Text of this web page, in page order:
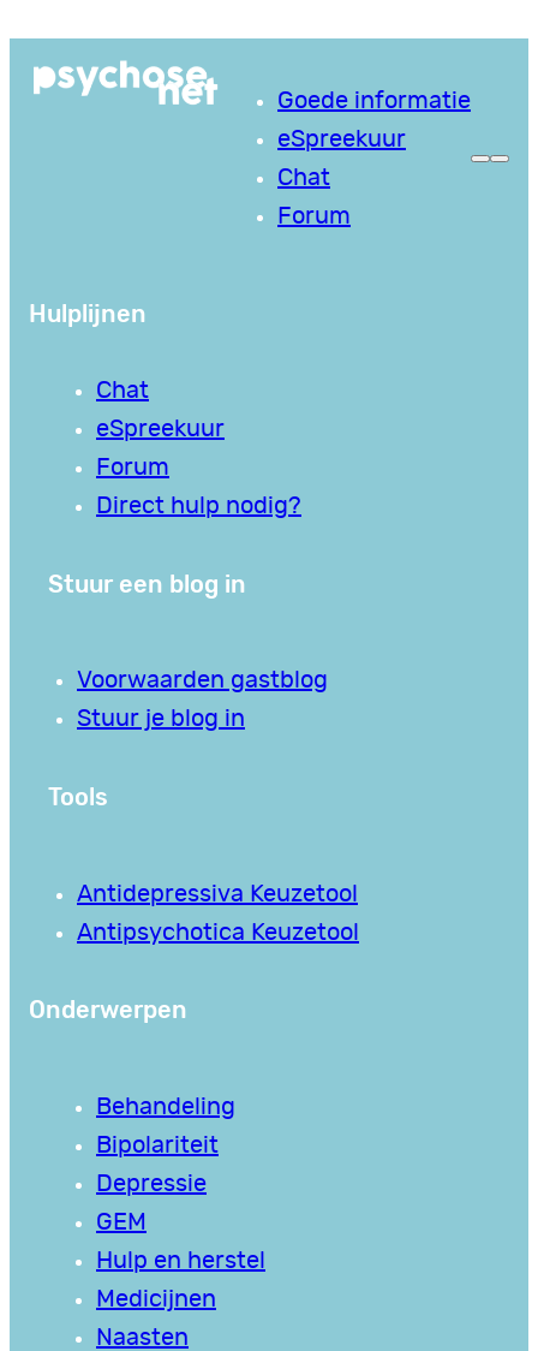
naar
Goede informatie
eSpreekuur
Chat
Forum
Hulplijnen
Chat
eSpreekuur
Forum
Direct hulp nodig?
Stuur een blog in
Voorwaarden gastblog
Stuur je blog in
Tools
Antidepressiva Keuzetool
Antipsychotica Keuzetool
Onderwerpen
Behandeling
Bipolariteit
Depressie
GEM
Hulp en herstel
Medicijnen
Naasten